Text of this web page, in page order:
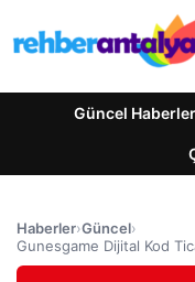
Güncel Haberler
Haberler›Güncel›
Gunesgame Dijital Kod